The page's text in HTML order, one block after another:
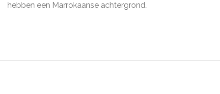
hebben een Marrokaanse achtergrond.